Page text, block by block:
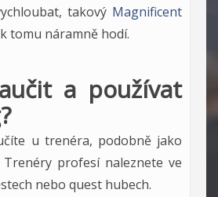
takový Magnificent
tomu náramně hodí.
a používat
u trenéra, podobně jako
profesí naleznete ve
nebo quest hubech.